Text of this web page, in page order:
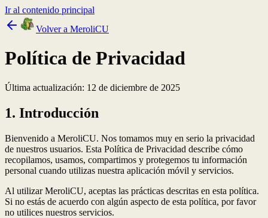
Ir al contenido principal
Volver a MeroliCU
Política de Privacidad
Última actualización: 12 de diciembre de 2025
1. Introducción
Bienvenido a MeroliCU. Nos tomamos muy en serio la privacidad
de nuestros usuarios. Esta Política de Privacidad describe cómo
recopilamos, usamos, compartimos y protegemos tu información
personal cuando utilizas nuestra aplicación móvil y servicios.
Al utilizar MeroliCU, aceptas las prácticas descritas en esta política.
Si no estás de acuerdo con algún aspecto de esta política, por favor
no utilices nuestros servicios.